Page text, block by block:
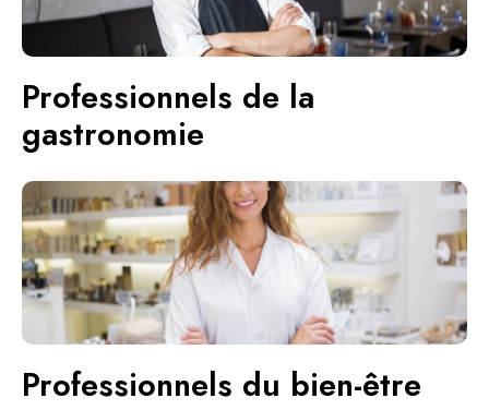
Professionnels de la
gastronomie
Professionnels du bien-être